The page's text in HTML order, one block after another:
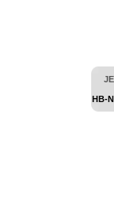
HB-